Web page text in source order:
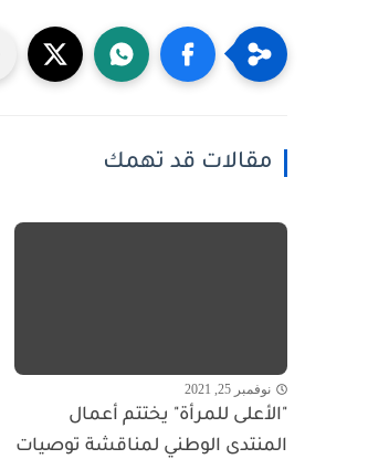
مقالات قد تهمك
نوفمبر 25, 2021
"الأعلى للمرأة" يختتم أعمال
المنتدى الوطني لمناقشة توصيات